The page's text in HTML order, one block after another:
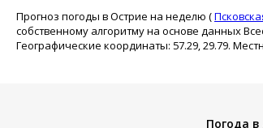
Прогноз погоды в Острие на неделю (
собственному алгоритму на основе данных
Географические координаты: 57.29, 29.79.
Погода в